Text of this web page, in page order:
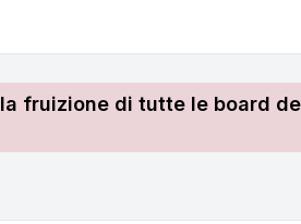
fruizione di tutte le board